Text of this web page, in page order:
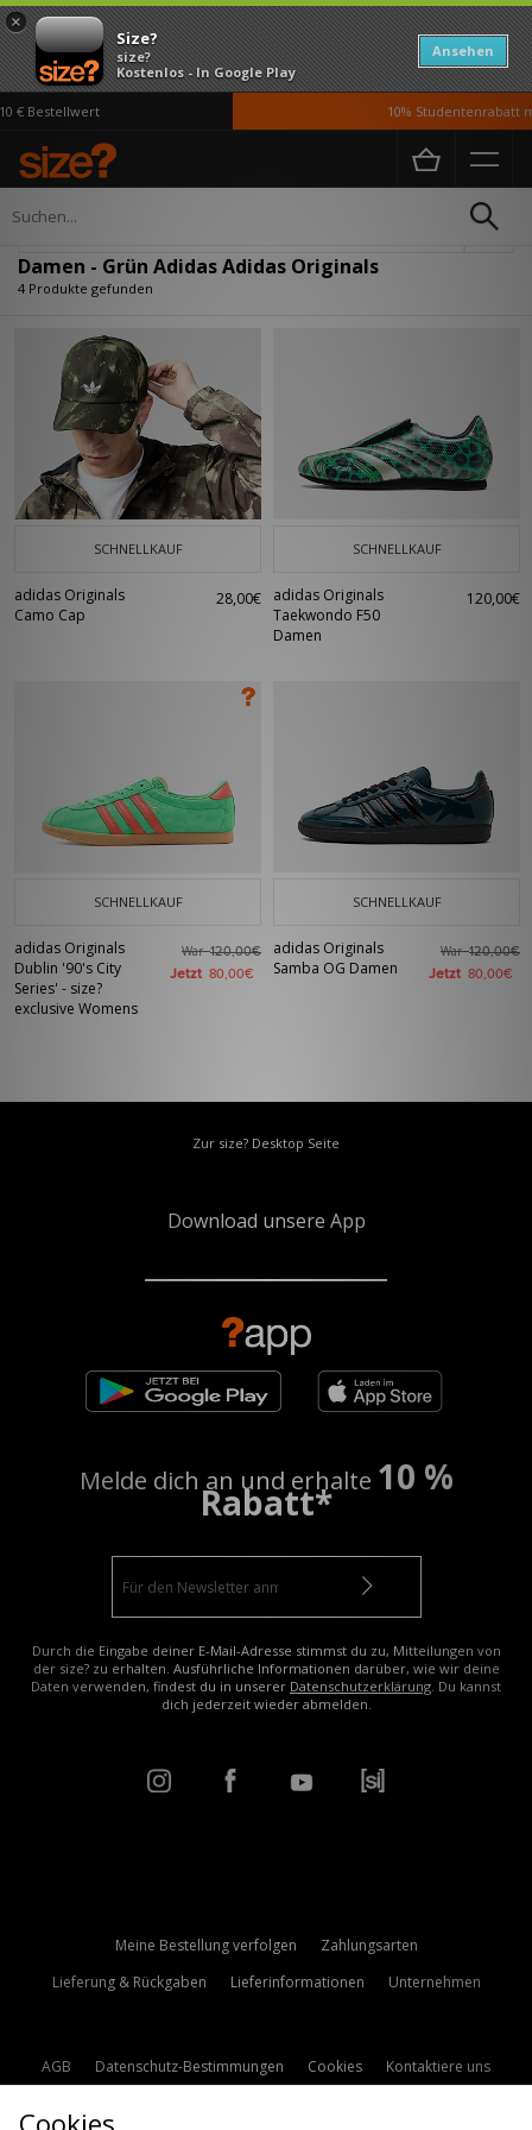
×
Size?
size?
Kostenlos - In Google Play
Ansehen
€ Bestellwert 10% Studentenrabatt
Home Damen
Damen - Grün Adidas Adidas Originals
4 Produkte gefunden
SCHNELLKAUF
adidas Originals
Camo Cap
28,00€
SCHNELLKAUF
adidas Originals
Taekwondo F50
Damen
120,00€
SCHNELLKAUF
adidas Originals
Dublin '90's City
Series' - size?
exclusive Womens
War120,00€
Jetzt 80,00€
SCHNELLKAUF
adidas Originals
Samba OG Damen
War120,00€
Jetzt 80,00€
Zur size? Desktop Seite
Download unsere App
Melde dich an und erhalte 10 %
Rabatt*
Durch die Eingabe deiner E-Mail-Adresse stimmst du zu, Mitteilungen von
der size? zu erhalten. Ausführliche Informationen darüber, wie wir deine
Daten verwenden, findest du in unserer Datenschutzerklärung. Du kannst
dich jederzeit wieder abmelden.
Meine Bestellung verfolgen
Zahlungsarten
Lieferung & Rückgaben
Lieferinformationen Unternehmen
AGB Datenschutz-Bestimmungen Cookies
Kontaktiere uns
Cookies